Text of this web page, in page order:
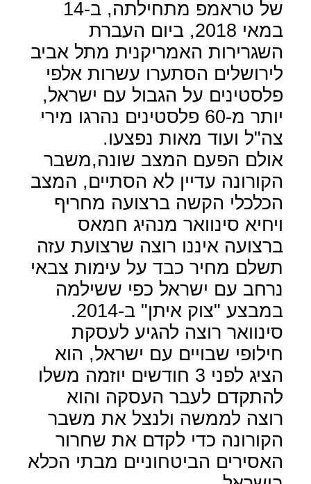
של טראמפ מתחילתה, ב-14
במאי 2018, ביום העברת
השגרירות האמריקנית מתל אביב
לירושלים הסתערו עשרות אלפי
פלסטינים על הגבול עם ישראל,
יותר מ-60 פלסטינים נהרגו מירי
צה"ל ועוד מאות נפצעו.
אולם הפעם המצב שונה,משבר
הקורונה עדיין לא הסתיים, המצב
הכלכלי הקשה ברצועה מחריף
ויחיא סינוואר מנהיג חמאס
ברצועה איננו רוצה שרצועת עזה
תשלם מחיר כבד על עימות צבאי
נרחב עם ישראל כפי ששילמה
במבצע "צוק איתן" ב-2014.
סינוואר רוצה להגיע לעסקת
חילופי שבויים עם ישראל, הוא
הציג לפני 3 חודשים יוזמה משלו
להתקדם לעבר העסקה והוא
רוצה לממשה ולנצל את משבר
הקורונה כדי לקדם את שחרור
האסירים הביטחוניים מבתי הכלא